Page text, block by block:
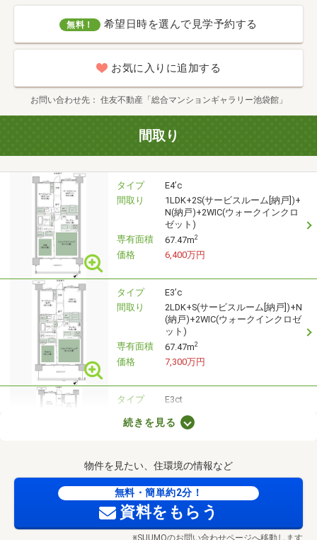
無料！ 希望日時を選んで見学予約する
お気に入りに追加する
お問い合わせ先 住友不動産「総合マンションギャラリー池袋館」
間取り
タイプ
E4’c
間取り
1LDK+2S(サービスルーム[納戸])+
N(納戸)+2WIC(ウォークインクロ
ゼット)
専有面積
67.47m2
価格 6,400万円
タイプ
E3’c
間取り
2LDK+S(サービスルーム[納戸])+N
(納戸)+2WIC(ウォークインクロゼ
ット)
専有面積
67.47m2
価格 7,300万円
タイプ
E3ct
2LDK+S(サービスルーム[納戸])+N
(納戸)+2WIC(ウォークインクロゼ
価格 6,300万円
タイプ
E2'c
間取り
3LDK+N(納戸)+2WIC(ウォークイ
ンクロゼット)
続きを見る
物件を見たい、住環境の情報など
無料・簡単約2分！
資料をもらう
※SUUMOのお問い合わせページへ移動します